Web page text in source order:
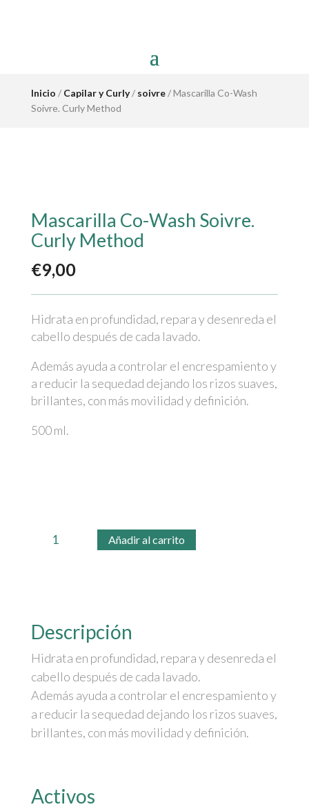
Inicio / Capilar y Curly/ soivre/ Mascarilla Co-Wash
Soivre. Curly Method
Mascarilla Co-Wash Soivre.
Curly Method
€9,00
Hidrata en profundidad, repara y desenreda el
cabello después de cada lavado.
Además ayuda a controlar el encrespamiento y
a reducir la sequedad dejando los rizos suaves,
brillantes, con más movilidad y definición.
500 ml.
cantidad
Añadir al carrito
Descripción
Hidrata en profundidad, repara y desenreda el
cabello después de cada lavado.
Además ayuda a controlar el encrespamiento y
a reducir la sequedad dejando los rizos suaves,
brillantes, con más movilidad y definición.
Activos